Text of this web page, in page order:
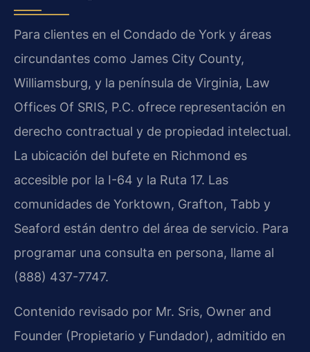
Para clientes en el Condado de York y áreas
circundantes como James City County,
Williamsburg, y la península de Virginia, Law
Offices Of SRIS, P.C. ofrece representación en
derecho contractual y de propiedad intelectual.
La ubicación del bufete en Richmond es
accesible por la I-64 y la Ruta 17. Las
comunidades de Yorktown, Grafton, Tabb y
Seaford están dentro del área de servicio. Para
programar una consulta en persona, llame al
(888) 437-7747.
Contenido revisado por Mr. Sris, Owner and
Founder (Propietario y Fundador), admitido en